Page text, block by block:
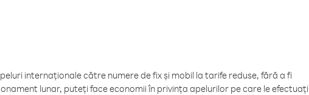
internaționale către numere de fix și mobil la tarife reduse, fără a fi
lunar, puteți face economii în privința apelurilor pe care le efectuați